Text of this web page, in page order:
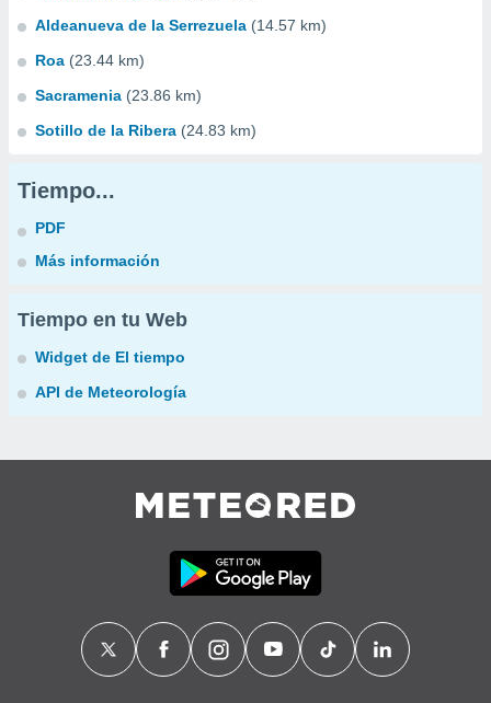
Aldeanueva de la Serrezuela (14.57 km)
Roa (23.44 km)
Sacramenia (23.86 km)
Sotillo de la Ribera (24.83 km)
Tiempo...
PDF
Más información
Tiempo en tu Web
Widget de El tiempo
API de Meteorología